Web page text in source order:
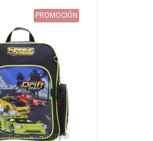
PROMOCIÓN